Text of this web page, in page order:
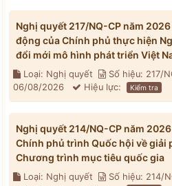
Nghị quyết 217/NQ-CP năm
động của Chính phủ thực hiện
đổi mới mô hình phát triển Việt
Loại: Nghị quyết Số hiệu: 217/
06/08/2026
Hiệu lực: Kiểm tra
Nghị quyết 214/NQ-CP năm
Chính phủ trình Quốc hội về giải
Chương trình mục tiêu quốc gia
Loại: Nghị quyết Số hiệu: 214/